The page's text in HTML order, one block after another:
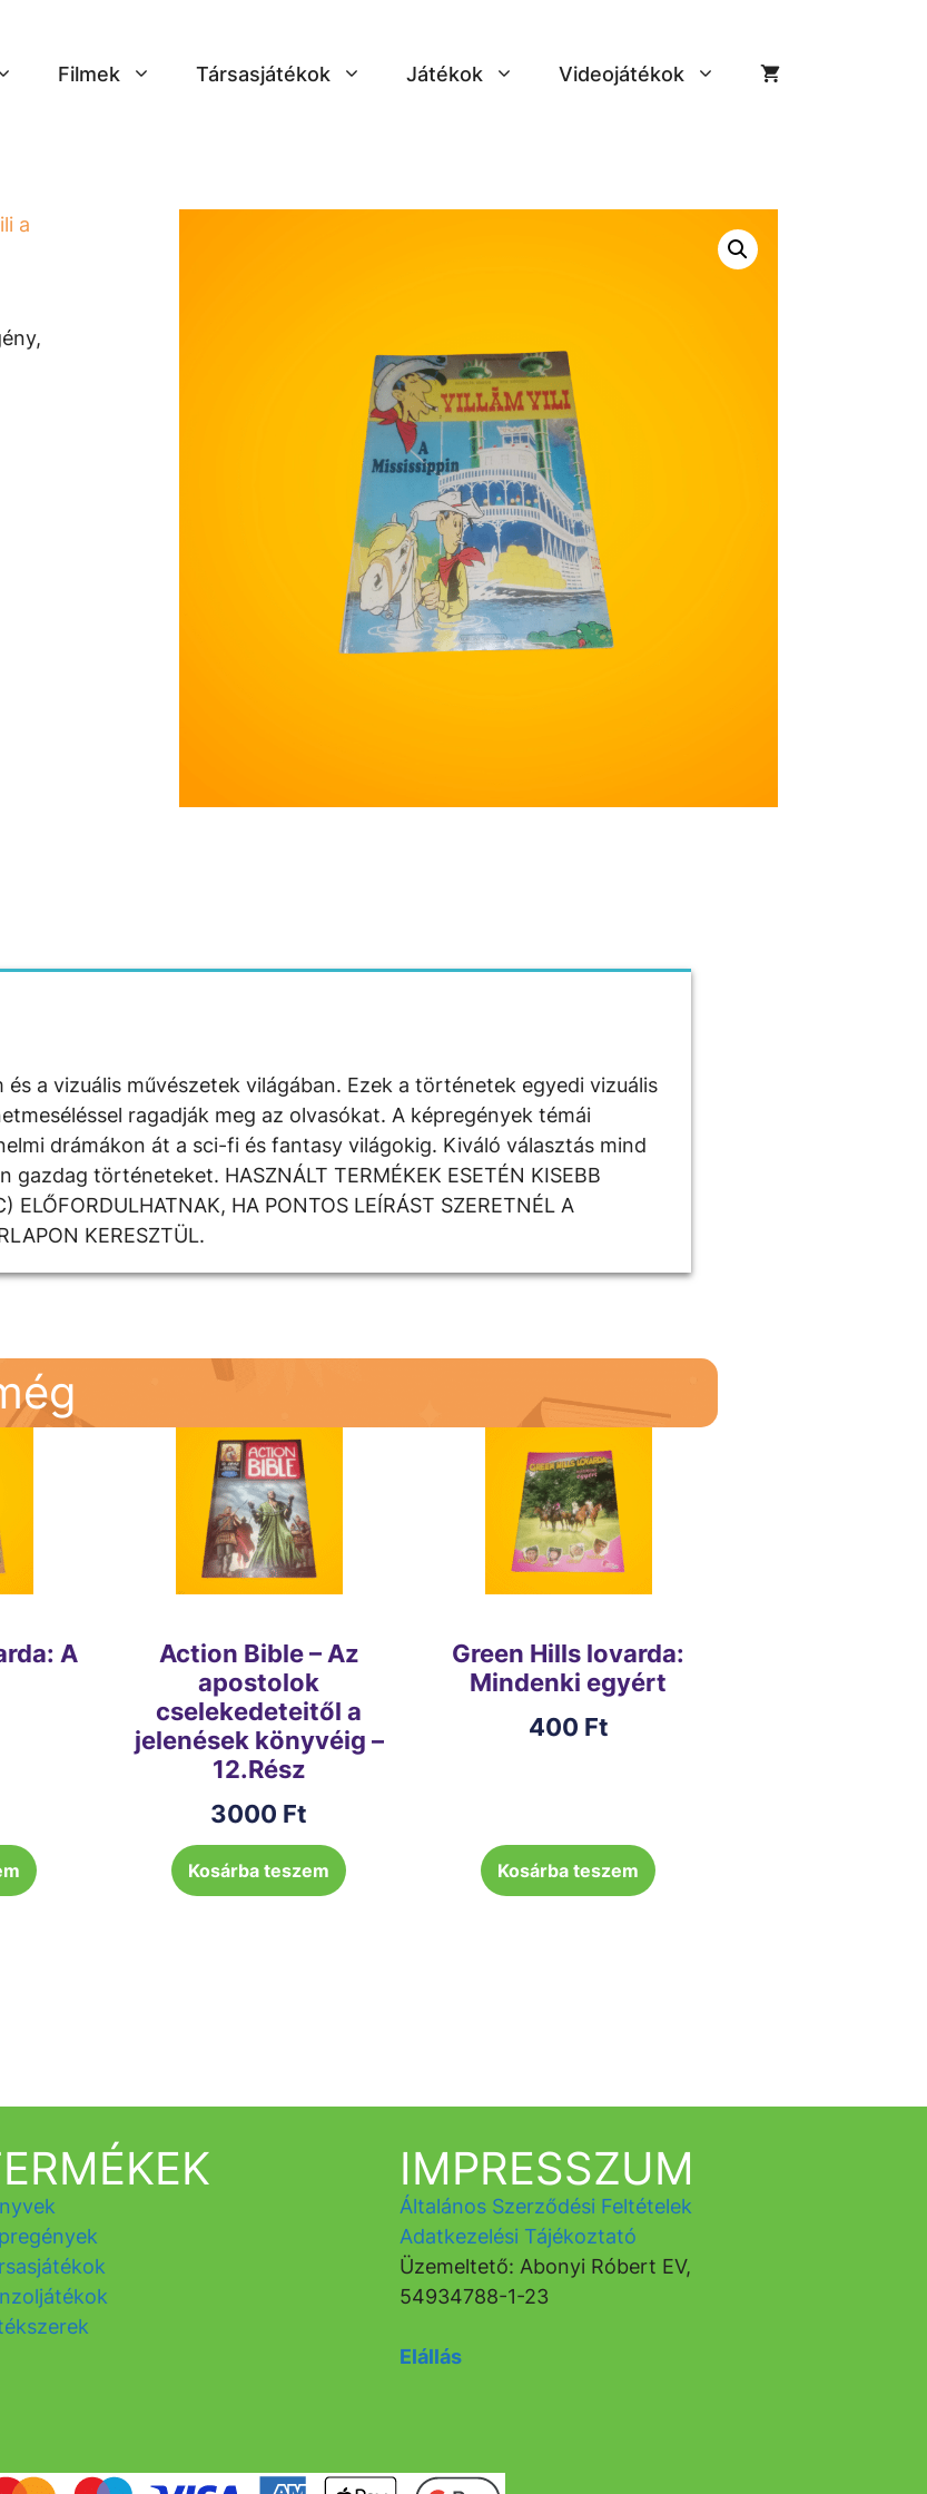
Filmek Társasjátékok Játékok Videojátékok
a
a vizuális művészetek világában. Ezek a történetek egyedi vizuális
ragadják meg az olvasókat. A képregények témái
drámákon át a sci-fi és fantasy világokig. Kiváló választás mind
történeteket. HASZNÁLT TERMÉKEK ESETÉN KISEBB
ELŐFORDULHATNAK, HA PONTOS LEÍRÁST SZERETNÉL A
KERESZTÜL.
A
Action Bible – Az
apostolok
cselekedeteitől a
jelenések könyvéig –
12.Rész
3000 Ft
Kosárba teszem
Green Hills lovarda:
Mindenki egyért
400 Ft
Kosárba teszem
IMPRESSZUM
Általános Szerződési Feltételek
Adatkezelési Tájékoztató
Üzemeltető: Abonyi Róbert EV,
54934788-1-23
Elállás